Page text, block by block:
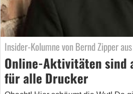
Insider-Kolumne von Bernd Zipper
Online-Aktivitäten sind
für alle Drucker